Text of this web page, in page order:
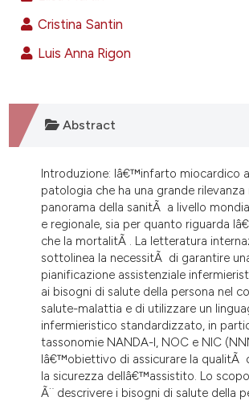
shows how a scientific paper
been cited by providing the
mentions, or contrasts
cited claim, and a label
was made.
Cristina Santin
Luis Anna Rigon
Abstract
Introduzione: lâ€™infarto miocardico
patologia che ha una grande rilevanza
panorama della sanitÃ a livello
e regionale, sia per quanto riguarda
che la mortalitÃ . La letteratura
sottolinea la necessitÃ di garantire
pianificazione assistenziale
ai bisogni di salute della persona nel
salute-malattia e di utilizzare un
infermieristico standardizzato, in
tassonomie NANDA-I, NOC e NIC
lâ€™obiettivo di assicurare la qualitÃ
la sicurezza dellâ€™assistito. Lo
Ã¨ descrivere i bisogni di salute della